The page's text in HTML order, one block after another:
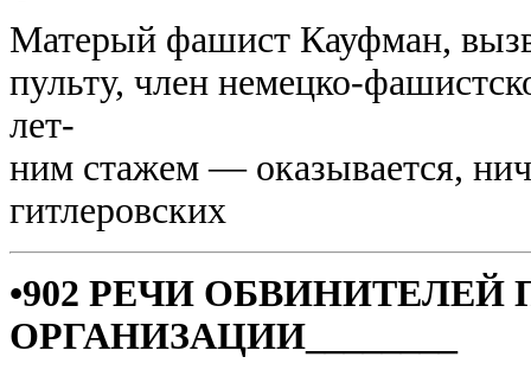
Матерый фашист Кауфман,
пульту, член немецко-
лет-
ним стажем — оказывается,
гитлеровских
•902 РЕЧИ
ОРГАНИЗАЦИИ________